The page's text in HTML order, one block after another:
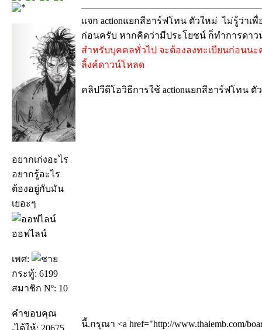
อยากเก่งอะไร
อยากรู้อะไร
ต้องอยู่กับมัน
เยอะๆ
ออฟไลน์
เพศ:
กระทู้: 6199
สมาชิก Nº: 10
คำขอบคุณ
-ได้ให้: 20675
แจก actionแยกสีฮาร์ฟโทน ตัวใหม่ ไม่รู้ว่าเ
ก่อนครับ หากคิดว่ามีประโยชน์ ก็ทำการดาว
สำหรับบุคคลทั่วไป จะต้องลงทะเบียนก่อนน
ลิ้งค์ดาวน์โหลด
คลิปวีดีโอวิธีการใช้ actionแยกสีฮาร์ฟโทน ตั
นี้.กรุณา <a href="http://www.thaiemb.com/